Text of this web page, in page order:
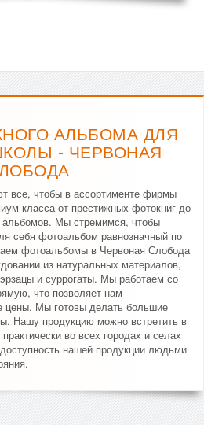
АЛЬБОМА ДЛЯ
- ЧЕРВОНАЯ
все, чтобы в ассортименте фирмы
класса от престижных фотокниг до
альбомов. Мы стремимся, чтобы
себя фотоальбом равнозначный по
фотоальбомы в Червоная Слобода
из натуральных материалов,
и суррогаты. Мы работаем со
что позволяет нам
цены. Мы готовы делать большие
Нашу продукцию можно встретить в
во всех городах и селах
нашей продукции людьми